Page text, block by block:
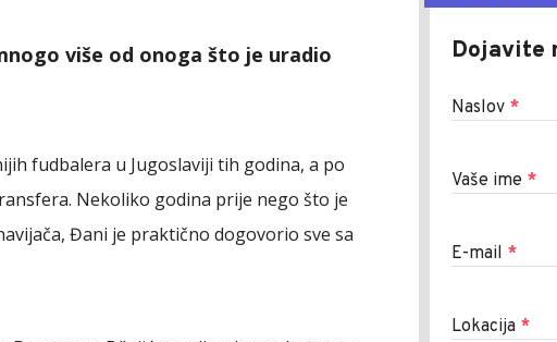
više od onoga što je uradio
fudbalera u Jugoslaviji tih godina, a po
Nekoliko godina prije nego što je
Đani je praktično dogovorio sve sa
Dojavite
Naslov *
Vaše ime *
E-mail *
Lokacija *